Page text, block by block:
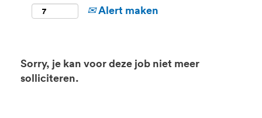
Alert maken
Sorry, je kan voor deze job niet meer
solliciteren.